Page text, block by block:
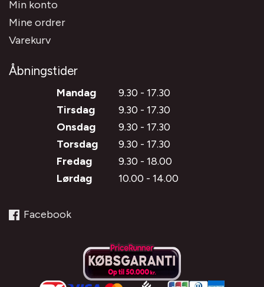
Min konto
Mine ordrer
Varekurv
Åbningstider
Mandag
9.30 - 17.30
Tirsdag
9.30 - 17.30
Onsdag
9.30 - 17.30
Torsdag
9.30 - 17.30
Fredag
9.30 - 18.00
Lørdag
10.00 - 14.00
Facebook